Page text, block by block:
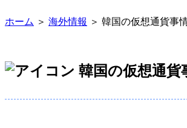
ホーム ＞ 海外情報 ＞ 韓国の仮想通貨事
韓国の仮想通